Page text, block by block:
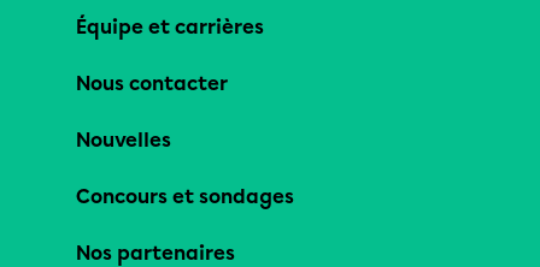
Équipe et carrières
Nous contacter
Nouvelles
Concours et sondages
Nos partenaires